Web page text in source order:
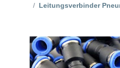
Leitungsverbinder